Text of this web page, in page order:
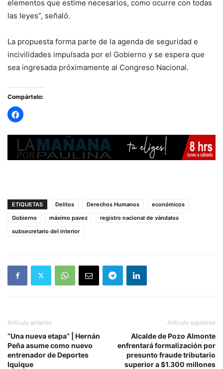
elementos que estime necesarios, como ocurre con todas
las leyes”, señaló.
La propuesta forma parte de la agenda de seguridad e
incivilidades impulsada por el Gobierno y se espera que
sea ingresada próximamente al Congreso Nacional.
Compártelo:
ETIQUETAS Delitos Derechos Humanos
económicos
Gobierno
máximo pavez
registro nacional de vándalos
subsecretario del interior
Artículo anterior
“Una nueva etapa” | Hernán
Peña asume como nuevo
entrenador de Deportes
Iquique
Artículo siguiente
Alcalde de Pozo Almonte
enfrentará formalización por
presunto fraude tributario
superior a $1.300 millones